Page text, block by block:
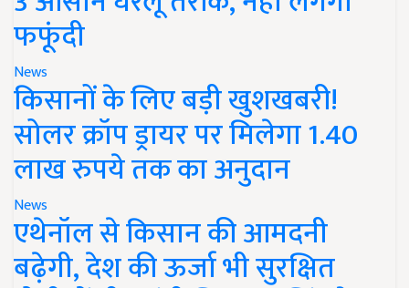
फफूंदी
News
किसानों के लिए बड़ी खुशखबरी!
सोलर क्रॉप ड्रायर पर मिलेगा 1.40
लाख रुपये तक का अनुदान
News
एथेनॉल से किसान की आमदनी
बढ़ेगी, देश की ऊर्जा भी सुरक्षित